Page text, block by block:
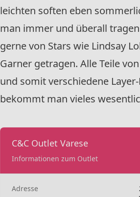
leichten soften eben
man immer und überall
gerne von Stars wie Lindsay
Garner getragen. Alle Teile
und somit verschiedene
bekommt man vieles
C&C Outlet Varese
Informationen zum Outlet
Adresse